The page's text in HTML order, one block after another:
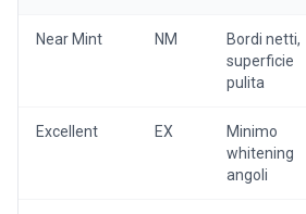
Near Mint NM
Bordi netti,
superficie
pulita
Excellent EX
Minimo
whitening
angoli